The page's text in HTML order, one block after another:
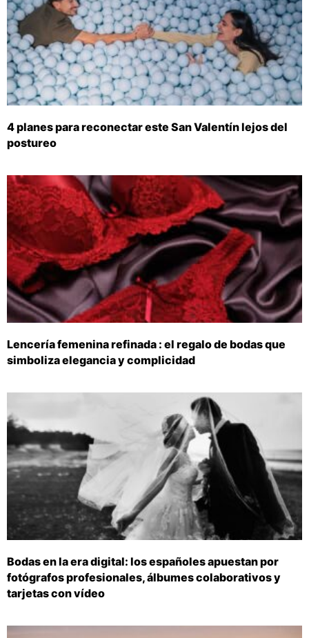
4 planes para reconectar este San Valentín lejos del
postureo
Lencería femenina refinada : el regalo de bodas que
simboliza elegancia y complicidad
Bodas en la era digital: los españoles apuestan por
fotógrafos profesionales, álbumes colaborativos y
tarjetas con vídeo